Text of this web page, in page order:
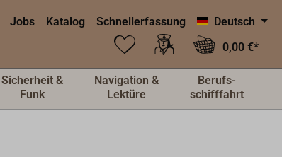
Jobs Katalog Schnellerfassung
Deutsch
0,00 €*
Sicherheit &
Funk
Navigation &
Lektüre
Berufs-
schifffahrt